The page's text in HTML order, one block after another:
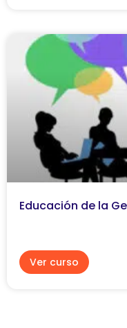
Educación de la
Ver curso